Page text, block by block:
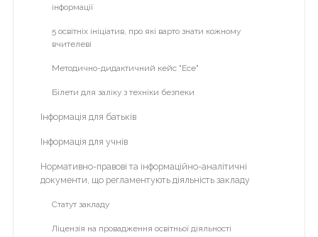
ПАМ'ЯТЬ
ГЕРОЯМ
Михайлович
Волонтерство
розкриття
Наша бібліотека
Кабінет психолога
Про психолога
Для батьків
Для вчителів
Для учнів
Фотовернісаж
Відеоархів
Літній табір "Dream Country"
інформації
5 освітніх ініціатив, про які варто знати кожному
вчителеві
Методично-дидактичний кейс "Есе"
Білети для заліку з техніки безпеки
Інформація для батьків
Інформація для учнів
Нормативно-правові та інформаційно-аналітичні
документи, що регламентують діяльність закладу
Статут закладу
Ліцензія на провадження освітньої діяльності